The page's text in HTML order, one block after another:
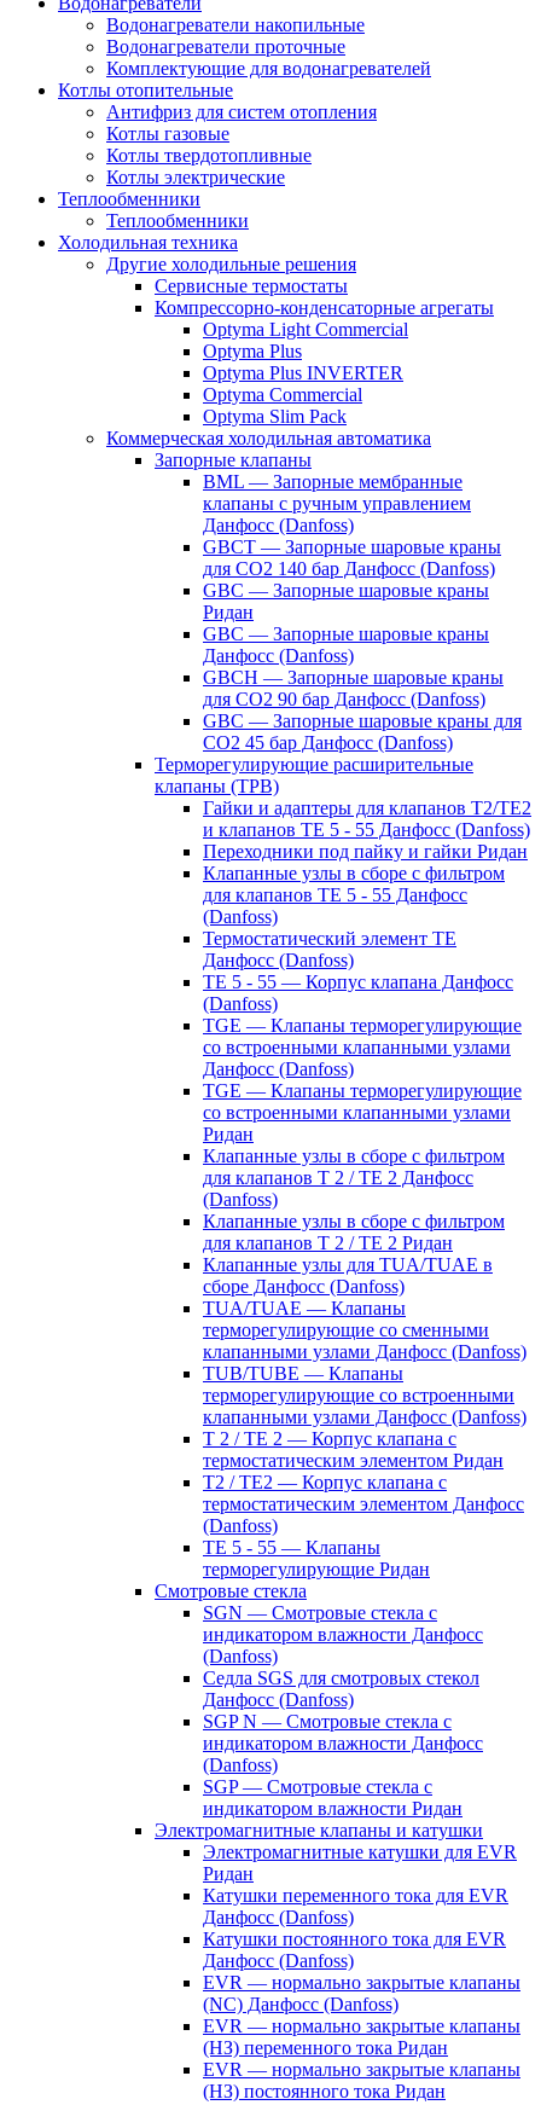
Водонагреватели накопильные
Водонагреватели проточные
Комплектующие для водонагревателей
Котлы отопительные
Антифриз для систем отопления
Котлы газовые
Котлы твердотопливные
Котлы электрические
Теплообменники
Теплообменники
Холодильная техника
Другие холодильные решения
Сервисные термостаты
Компрессорно-конденсаторные агрегаты
Optyma Light Commercial
Optyma Plus
Optyma Plus INVERTER
Optyma Commercial
Optyma Slim Pack
Коммерческая холодильная автоматика
Запорные клапаны
BML — Запорные мембранные
клапаны с ручным управлением
Данфосс (Danfoss)
GBCT — Запорные шаровые краны
для CO2 140 бар Данфосс (Danfoss)
GBC — Запорные шаровые краны
Ридан
GBC — Запорные шаровые краны
Данфосс (Danfoss)
GBCH — Запорные шаровые краны
для CO2 90 бар Данфосс (Danfoss)
GBC — Запорные шаровые краны для
CO2 45 бар Данфосс (Danfoss)
Терморегулирующие расширительные
клапаны (ТРВ)
Гайки и адаптеры для клапанов T2/TE2
и клапанов TE 5 - 55 Данфосс (Danfoss)
Переходники под пайку и гайки Ридан
Клапанные узлы в сборе с фильтром
для клапанов TE 5 - 55 Данфосс
(Danfoss)
Термостатический элемент TE
Данфосс (Danfoss)
TE 5 - 55 — Корпус клапана Данфосс
(Danfoss)
TGE — Клапаны терморегулирующие
со встроенными клапанными узлами
Данфосс (Danfoss)
TGE — Клапаны терморегулирующие
со встроенными клапанными узлами
Ридан
Клапанные узлы в сборе с фильтром
для клапанов T 2 / TE 2 Данфосс
(Danfoss)
Клапанные узлы в сборе с фильтром
для клапанов T 2 / TE 2 Ридан
Клапанные узлы для TUA/TUAE в
сборе Данфосс (Danfoss)
TUA/TUAE — Клапаны
терморегулирующие со сменными
клапанными узлами Данфосс (Danfoss)
TUB/TUBE — Клапаны
терморегулирующие со встроенными
клапанными узлами Данфосс (Danfoss)
T 2 / TE 2 — Корпус клапана с
термостатическим элементом Ридан
T2 / TE2 — Корпус клапана с
термостатическим элементом Данфосс
(Danfoss)
TE 5 - 55 — Клапаны
терморегулирующие Ридан
Смотровые стекла
SGN — Смотровые стекла с
индикатором влажности Данфосс
(Danfoss)
Седла SGS для смотровых стекол
Данфосс (Danfoss)
SGP N — Смотровые стекла с
индикатором влажности Данфосс
(Danfoss)
SGP — Смотровые стекла с
индикатором влажности Ридан
Электромагнитные клапаны и катушки
Электромагнитные катушки для EVR
Ридан
Катушки переменного тока для EVR
Данфосс (Danfoss)
Катушки постоянного тока для EVR
Данфосс (Danfoss)
EVR — нормально закрытые клапаны
(NC) Данфосс (Danfoss)
EVR — нормально закрытые клапаны
(НЗ) переменного тока Ридан
EVR — нормально закрытые клапаны
(НЗ) постоянного тока Ридан